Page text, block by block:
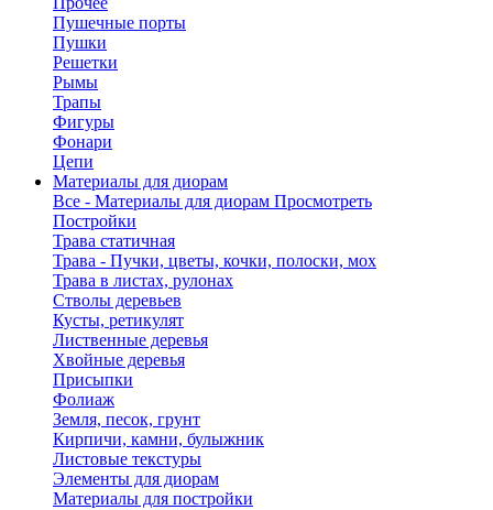
Пушечные порты
Пушки
Решетки
Рымы
Трапы
Фигуры
Фонари
Цепи
Материалы для диорам
Все - Материалы для диорам Просмотреть
Постройки
Трава статичная
Трава - Пучки, цветы, кочки, полоски, мох
Трава в листах, рулонах
Стволы деревьев
Кусты, ретикулят
Лиственные деревья
Хвойные деревья
Присыпки
Фолиаж
Земля, песок, грунт
Кирпичи, камни, булыжник
Листовые текстуры
Элементы для диорам
Материалы для постройки